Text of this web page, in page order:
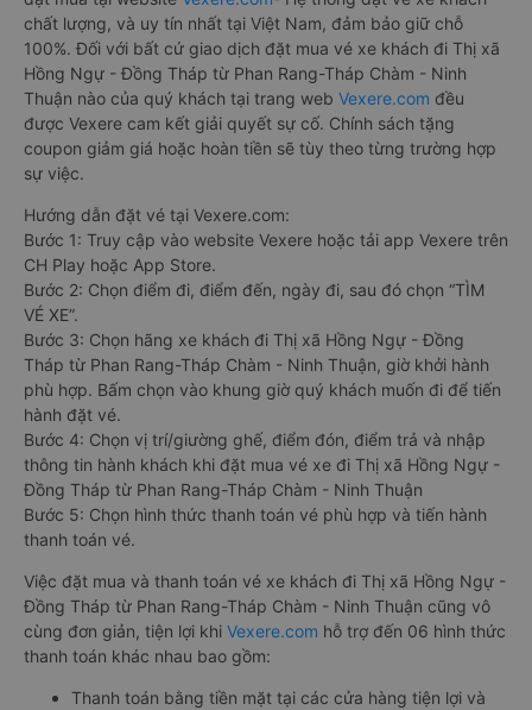
chất lượng, và uy tín nhất tại Việt Nam, đảm bảo giữ chỗ
100%. Đối với bất cứ giao dịch đặt mua vé xe khách đi Thị xã
Hồng Ngự - Đồng Tháp từ Phan Rang-Tháp Chàm - Ninh
Thuận nào của quý khách tại trang web Vexere.com đều
được Vexere cam kết giải quyết sự cố. Chính sách tặng
coupon giảm giá hoặc hoàn tiền sẽ tùy theo từng trường hợp
sự việc.
Hướng dẫn đặt vé tại Vexere.com:
Bước 1: Truy cập vào website Vexere hoặc tải app Vexere trên
CH Play hoặc App Store.
Bước 2: Chọn điểm đi, điểm đến, ngày đi, sau đó chọn “TÌM
VÉ XE”.
Bước 3: Chọn hãng xe khách đi Thị xã Hồng Ngự - Đồng
Tháp từ Phan Rang-Tháp Chàm - Ninh Thuận, giờ khởi hành
phù hợp. Bấm chọn vào khung giờ quý khách muốn đi để tiến
hành đặt vé.
Bước 4: Chọn vị trí/giường ghế, điểm đón, điểm trả và nhập
thông tin hành khách khi đặt mua vé xe đi Thị xã Hồng Ngự -
Đồng Tháp từ Phan Rang-Tháp Chàm - Ninh Thuận
Bước 5: Chọn hình thức thanh toán vé phù hợp và tiến hành
thanh toán vé.
Việc đặt mua và thanh toán vé xe khách đi Thị xã Hồng Ngự -
Đồng Tháp từ Phan Rang-Tháp Chàm - Ninh Thuận cũng vô
cùng đơn giản, tiện lợi khi Vexere.com hỗ trợ đến 06 hình thức
thanh toán khác nhau bao gồm:
Thanh toán bằng tiền mặt tại các cửa hàng tiện lợi và